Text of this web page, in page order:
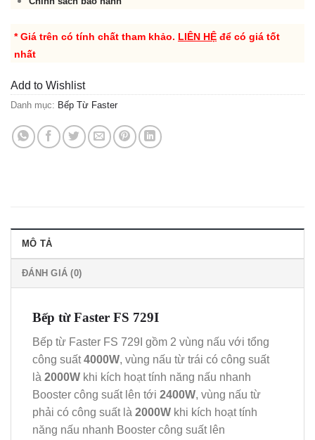
* Giá trên có tính chất tham khảo. LIÊN HỆ để có giá tốt
nhất
Add to Wishlist
Danh mục: Bếp Từ Faster
MÔ TẢ
ĐÁNH GIÁ (0)
Bếp từ Faster FS 729I
Bếp từ Faster FS 729I gồm 2 vùng nấu với tổng
công suất4000W, vùng nấu từ trái có công suất
là 2000W khi kích hoạt tính năng nấu nhanh
Booster công suất lên tới 2400W, vùng nấu từ
phải có công suất là 2000W khi kích hoạt tính
năng nấu nhanh Booster công suất lên